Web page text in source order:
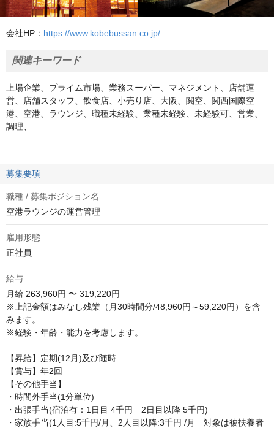
会社HP： https://www.kobebussan.co.jp/
関連キーワード
上場企業、プライム市場、業務スーパー、マネジメント、店舗運
営、店舗スタッフ、飲食店、小売り店、大阪、関空、関西国際空
港、空港、ラウンジ、職種未経験、業種未経験、未経験可、営業、
調理、
募集要項
職種 / 募集ポジション名
空港ラウンジの運営管理
雇用形態
正社員
給与
月給 263,960円 〜 319,220円
※上記金額はみなし残業（月30時間分/48,960円～59,220円）を含
みます。
※経験・年齢・能力を考慮します。
【昇給】定期(12月)及び随時
【賞与】年2回
【その他手当】
・時間外手当(1分単位)
・出張手当(宿泊有：1日目 4千円　2日目以降 5千円)
・家族手当(1人目:5千円/月、2人目以降:3千円 /月　対象は被扶養者